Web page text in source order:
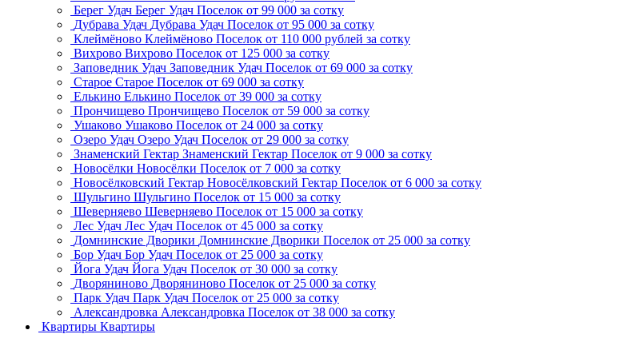
Берег Удач Берег Удач Поселок от 99 000 за сотку
Дубрава Удач Дубрава Удач Поселок от 95 000 за сотку
Клеймёново Клеймёново Поселок от 110 000 рублей за сотку
Вихрово Вихрово Поселок от 125 000 за сотку
Заповедник Удач Заповедник Удач Поселок от 69 000 за сотку
Старое Старое Поселок от 69 000 за сотку
Елькино Елькино Поселок от 39 000 за сотку
Прончищево Прончищево Поселок от 59 000 за сотку
Ушаково Ушаково Поселок от 24 000 за сотку
Озеро Удач Озеро Удач Поселок от 29 000 за сотку
Знаменский Гектар Знаменский Гектар Поселок от 9 000 за сотку
Новосёлки Новосёлки Поселок от 7 000 за сотку
Новосёлковский Гектар Новосёлковский Гектар Поселок от 6 000 за сотку
Шульгино Шульгино Поселок от 15 000 за сотку
Шеверняево Шеверняево Поселок от 15 000 за сотку
Лес Удач Лес Удач Поселок от 45 000 за сотку
Домнинские Дворики Домнинские Дворики Поселок от 25 000 за сотку
Бор Удач Бор Удач Поселок от 25 000 за сотку
Йога Удач Йога Удач Поселок от 30 000 за сотку
Дворяниново Дворяниново Поселок от 25 000 за сотку
Парк Удач Парк Удач Поселок от 25 000 за сотку
Александровка Александровка Поселок от 38 000 за сотку
Квартиры Квартиры